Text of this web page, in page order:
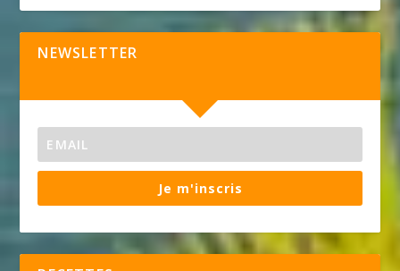
NEWSLETTER
Je m'inscris